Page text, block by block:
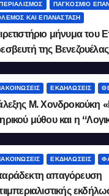
ΠΑΓΚΌΣΜΙΟ
ΚΑΙ ΕΠΑΝΆΣΤΑΣΗ
μήνυμα του
της
Torres
ΕΚΔΗΛΏΣΕΙΣ
Μ. Χονδροκούκη
μύθου και η
ΕΚΔΗΛΏΣΕΙΣ
απαγόρευση